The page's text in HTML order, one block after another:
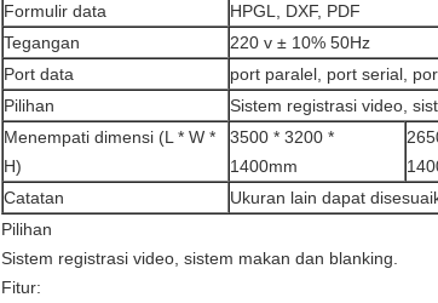
Formulir data
HPGL, DXF, PDF
Tegangan
220 v ± 10% 50Hz
Port data
port paralel, port serial,
Pilihan
Sistem registrasi video,
Menempati dimensi (L * W *
H)
3500 * 3200 *
1400mm
Catatan
Ukuran lain dapat
Pilihan
Sistem registrasi video, sistem makan dan blanking.
Fitur: